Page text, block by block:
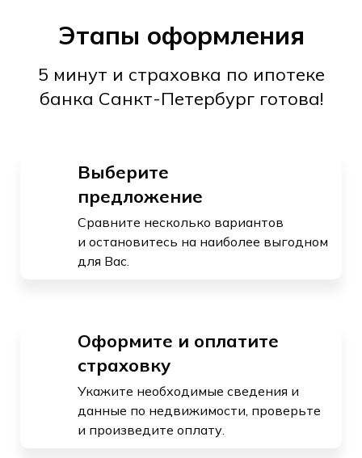
Этапы оформления
5 минут и страховка по ипотеке
банка Санкт-Петербург готова!
Выберите
предложение
Сравните несколько вариантов
и остановитесь на наиболее выгодном
для Вас.
Оформите и оплатите
страховку
Укажите необходимые сведения и
данные по недвижимости, проверьте
и произведите оплату.